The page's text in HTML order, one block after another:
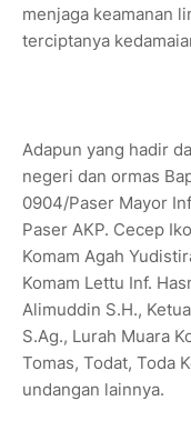
menjaga keamanan
terciptanya
Adapun yang hadir
negeri dan ormas
0904/Paser Mayor
Paser AKP. Cecep
Komam Agah
Komam Lettu Inf.
Alimuddin S.H.,
S.Ag., Lurah Muara
Tomas, Todat, Toda
undangan lainnya.